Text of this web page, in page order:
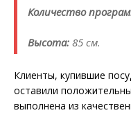
Количество
Высота: 85 см.
Клиенты, купившие
оставили
выполнена из